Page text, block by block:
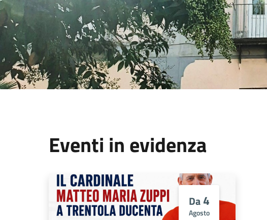
Eventi in evidenza
Da4
Agosto